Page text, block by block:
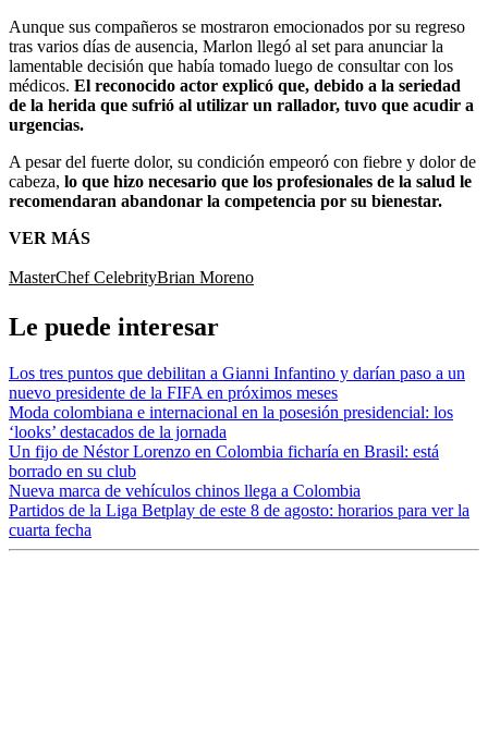
Aunque sus compañeros se mostraron emocionados por su regreso
tras varios días de ausencia, Marlon llegó al set para anunciar la
lamentable decisión que había tomado luego de consultar con los
médicos. El reconocido actor explicó que, debido a la seriedad
de la herida que sufrió al utilizar un rallador, tuvo que acudir a
urgencias.
A pesar del fuerte dolor, su condición empeoró con fiebre y dolor de
cabeza, lo que hizo necesario que los profesionales de la salud le
recomendaran abandonar la competencia por su bienestar.
VER MÁS
MasterChef CelebrityBrian Moreno
Le puede interesar
Los tres puntos que debilitan a Gianni Infantino y darían paso a un
nuevo presidente de la FIFA en próximos meses
Moda colombiana e internacional en la posesión presidencial: los
‘looks’ destacados de la jornada
Un fijo de Néstor Lorenzo en Colombia ficharía en Brasil: está
borrado en su club
Nueva marca de vehículos chinos llega a Colombia
Partidos de la Liga Betplay de este 8 de agosto: horarios para ver la
cuarta fecha